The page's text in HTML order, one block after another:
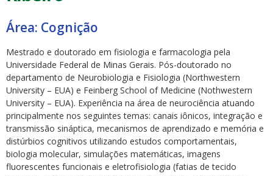
Área: Cognição
Mestrado e doutorado em fisiologia e farmacologia pela
Universidade Federal de Minas Gerais. Pós-doutorado no
departamento de Neurobiologia e Fisiologia (Northwestern
University – EUA) e Feinberg School of Medicine (Nothwestern
University – EUA). Experiência na área de neurociência atuando
principalmente nos seguintes temas: canais iônicos, integração e
transmissão sináptica, mecanismos de aprendizado e memória e
distúrbios cognitivos utilizando estudos comportamentais,
biologia molecular, simulações matemáticas, imagens
fluorescentes funcionais e eletrofisiologia (fatias de tecido